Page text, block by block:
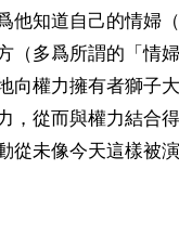
他知道自己的情婦
（多爲所謂的「情
向權力擁有者獅子
，從而與權力結合
從未像今天這樣被